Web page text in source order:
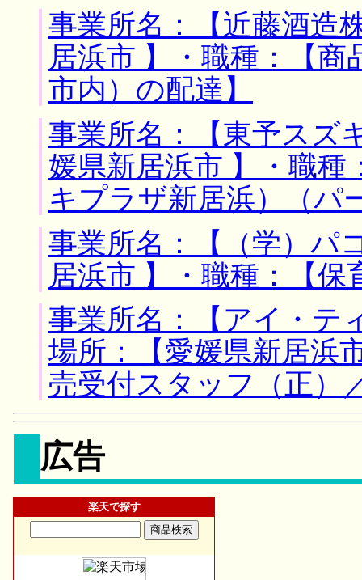
事業所名：【近藤酒造
居浜市 】・職種：【
市内）の配達】
事業所名：【東予スズ
媛県新居浜市 】・職
キプラザ新居浜）（パ
事業所名：【（学）パ
居浜市 】・職種：【
事業所名：【アイ・
場所：【愛媛県新居浜
売受付スタッフ（正）
広告
楽天で探す